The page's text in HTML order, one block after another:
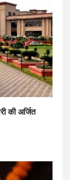
की अर्जित